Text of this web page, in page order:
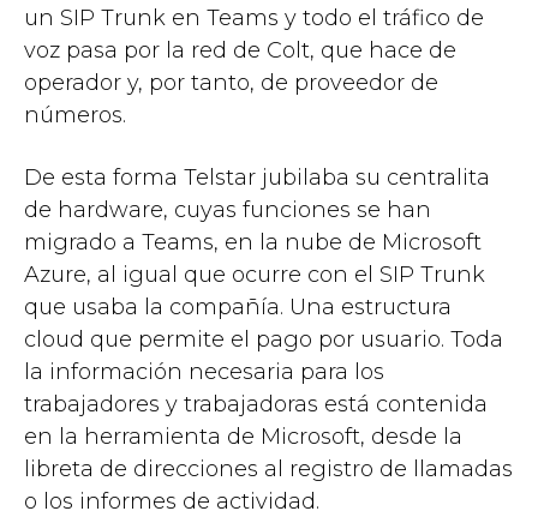
un SIP Trunk en Teams y todo el tráfico de
voz pasa por la red de Colt, que hace de
operador y, por tanto, de proveedor de
números.
De esta forma Telstar jubilaba su centralita
de hardware, cuyas funciones se han
migrado a Teams, en la nube de Microsoft
Azure, al igual que ocurre con el SIP Trunk
que usaba la compañía. Una estructura
cloud que permite el pago por usuario. Toda
la información necesaria para los
trabajadores y trabajadoras está contenida
en la herramienta de Microsoft, desde la
libreta de direcciones al registro de llamadas
o los informes de actividad.